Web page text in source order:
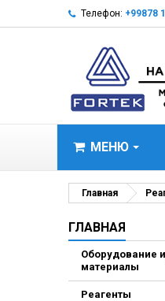
Телефон: +99878
МЕНЮ
Главная
ГЛАВНАЯ
Оборудование
материалы
Реагенты